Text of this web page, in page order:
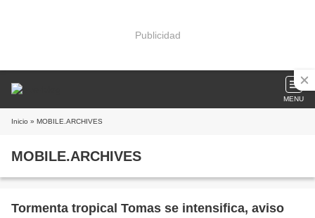
Publicidad
MENU
Inicio » MOBILE.ARCHIVES
MOBILE.ARCHIVES
Tormenta tropical Tomas se intensifica, aviso